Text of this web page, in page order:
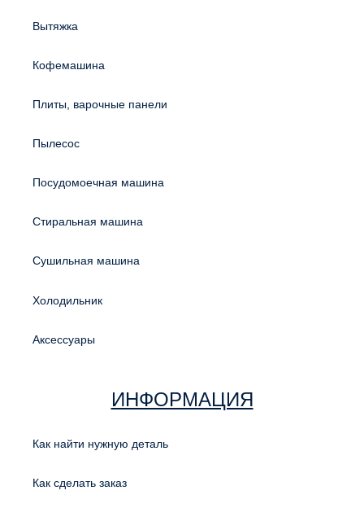
Вытяжка
Кофемашина
Плиты, варочные панели
Пылесос
Посудомоечная машина
Стиральная машина
Сушильная машина
Холодильник
Аксессуары
ИНФОРМАЦИЯ
Как найти нужную деталь
Как сделать заказ